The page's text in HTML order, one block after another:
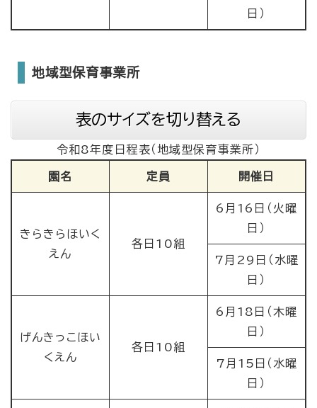
日）
地域型保育事業所
表のサイズを切り替える
令和8年度日程表（地域型保育事業所）
園名 定員 開催日
きらきらほいく
えん
各日10組
6月16日（火曜
日）
7月29日（水曜
日）
げんきっこほい
くえん
各日10組
6月18日（木曜
日）
7月15日（水曜
日）